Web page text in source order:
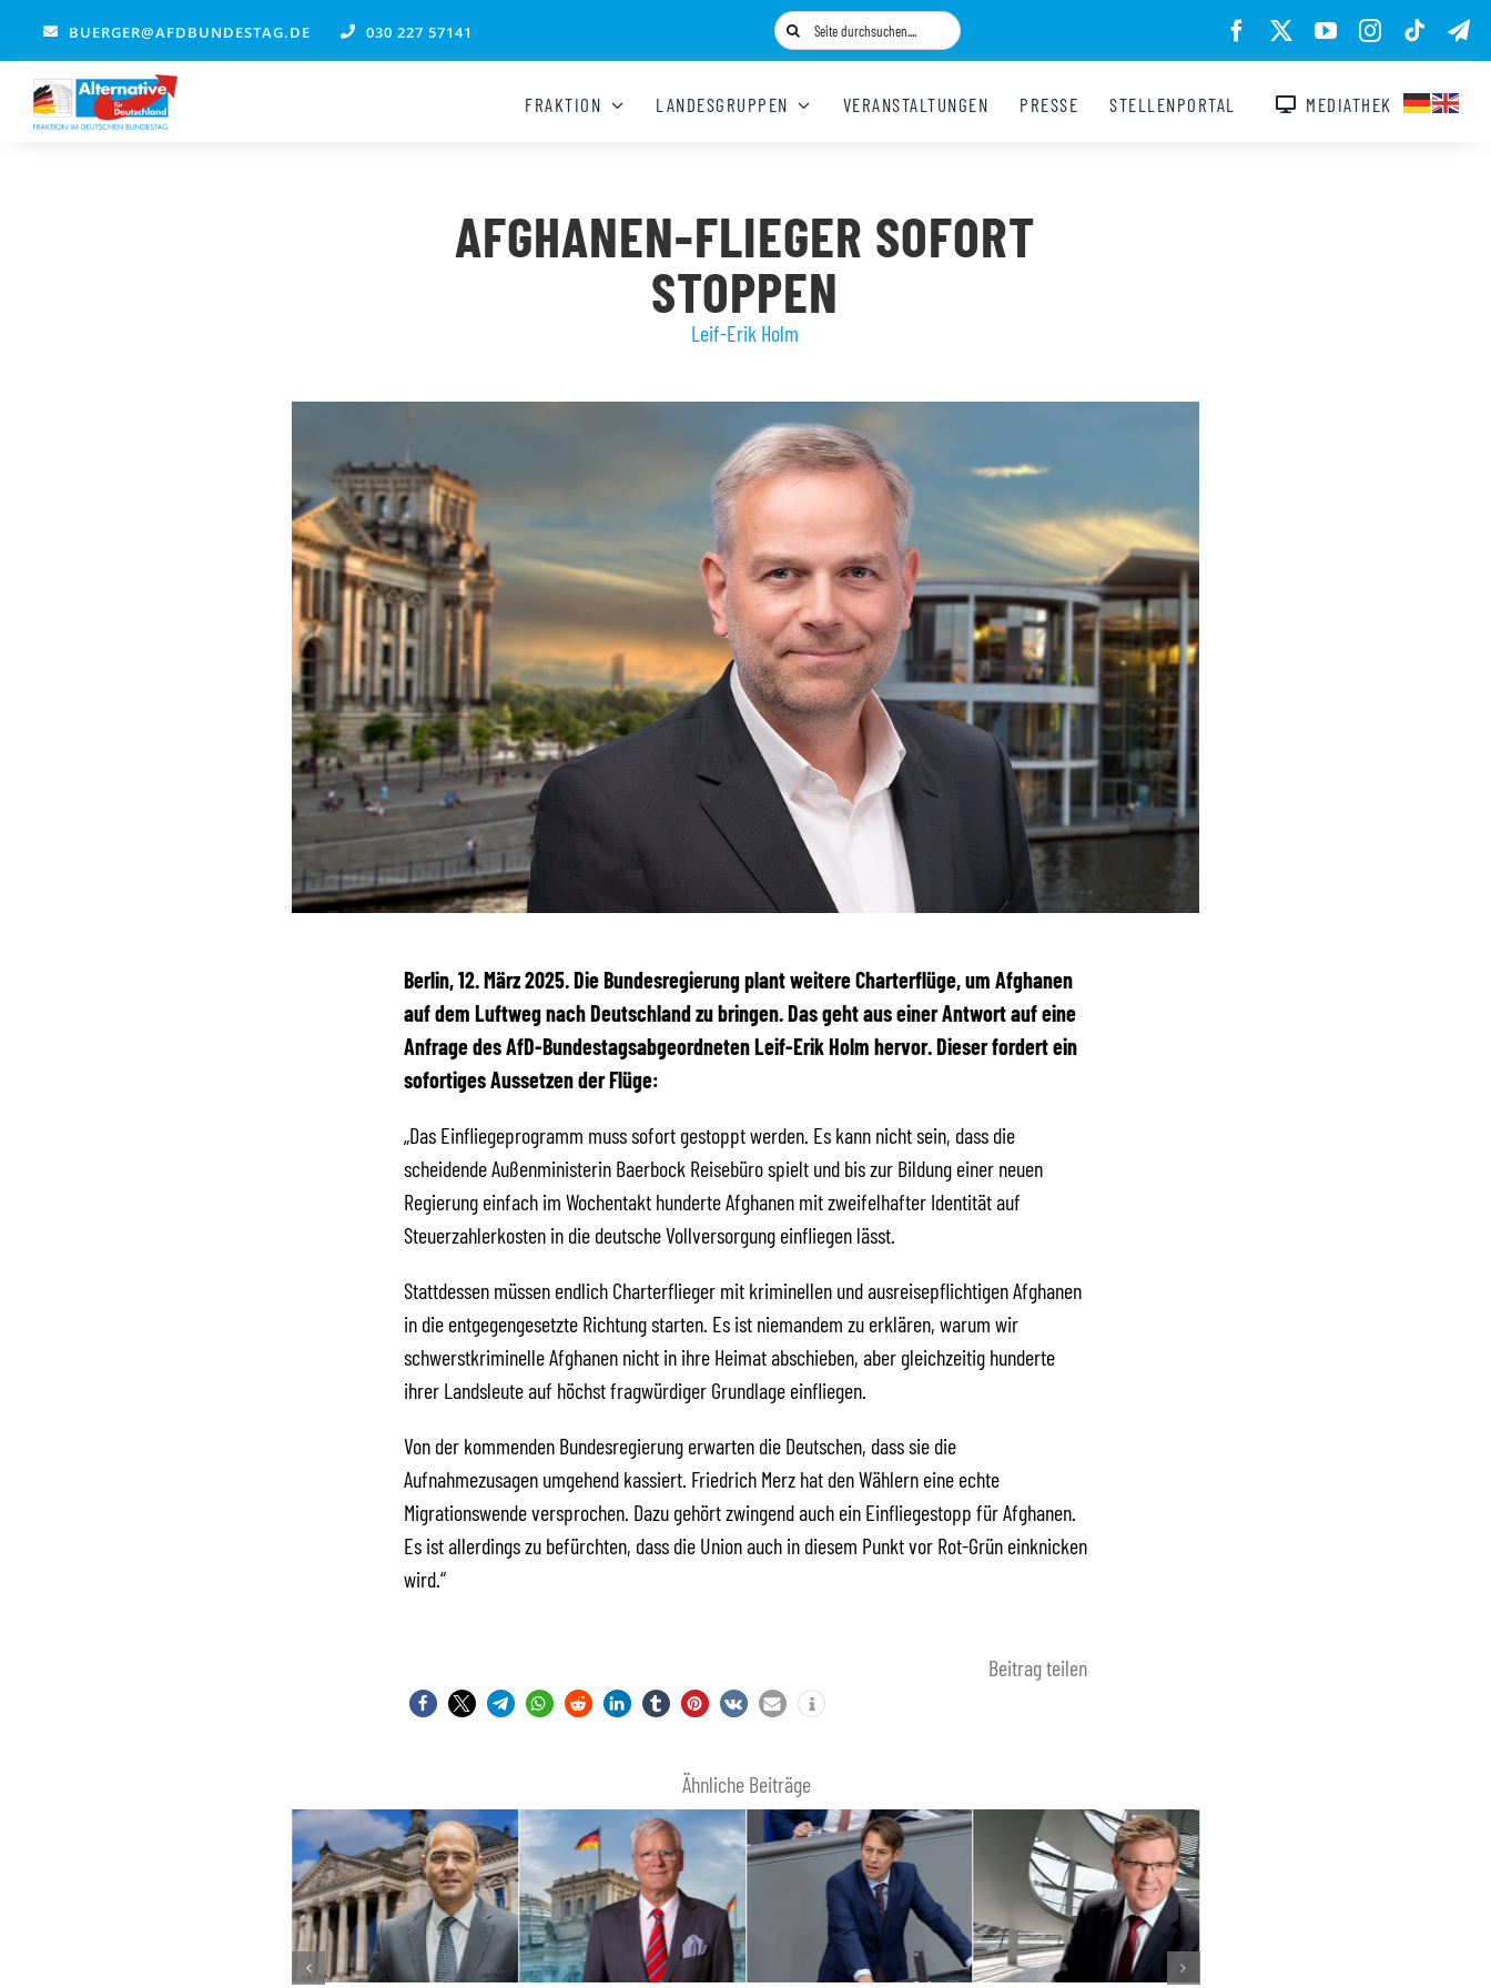
springen
BUERGER@AFDBUNDESTAG.DE 030 227 57141
Suche
nach:
FRAKTION LANDESGRUPPEN VERANSTALTUNGEN PRESSE STELLENPORTAL MEDIATHEK
AFGHANEN-FLIEGER SOFORT
STOPPEN
Leif-Erik Holm
Berlin, 12. März 2025. Die Bundesregierung plant weitere Charterflüge, um Afghanen
auf dem Luftweg nach Deutschland zu bringen. Das geht aus einer Antwort auf eine
Anfrage des AfD-Bundestagsabgeordneten Leif-Erik Holm hervor. Dieser fordert ein
sofortiges Aussetzen der Flüge:
„Das Einfliegeprogramm muss sofort gestoppt werden. Es kann nicht sein, dass die
scheidende Außenministerin Baerbock Reisebüro spielt und bis zur Bildung einer neuen
Regierung einfach im Wochentakt hunderte Afghanen mit zweifelhafter Identität auf
Steuerzahlerkosten in die deutsche Vollversorgung einfliegen lässt.
Stattdessen müssen endlich Charterflieger mit kriminellen und ausreisepflichtigen Afghanen
in die entgegengesetzte Richtung starten. Es ist niemandem zu erklären, warum wir
schwerstkriminelle Afghanen nicht in ihre Heimat abschieben, aber gleichzeitig hunderte
ihrer Landsleute auf höchst fragwürdiger Grundlage einfliegen.
Von der kommenden Bundesregierung erwarten die Deutschen, dass sie die
Aufnahmezusagen umgehend kassiert. Friedrich Merz hat den Wählern eine echte
Migrationswende versprochen. Dazu gehört zwingend auch ein Einfliegestopp für Afghanen.
Es ist allerdings zu befürchten, dass die Union auch in diesem Punkt vor Rot-Grün einknicken
wird.“
Beitrag teilen
Ähnliche Beiträge